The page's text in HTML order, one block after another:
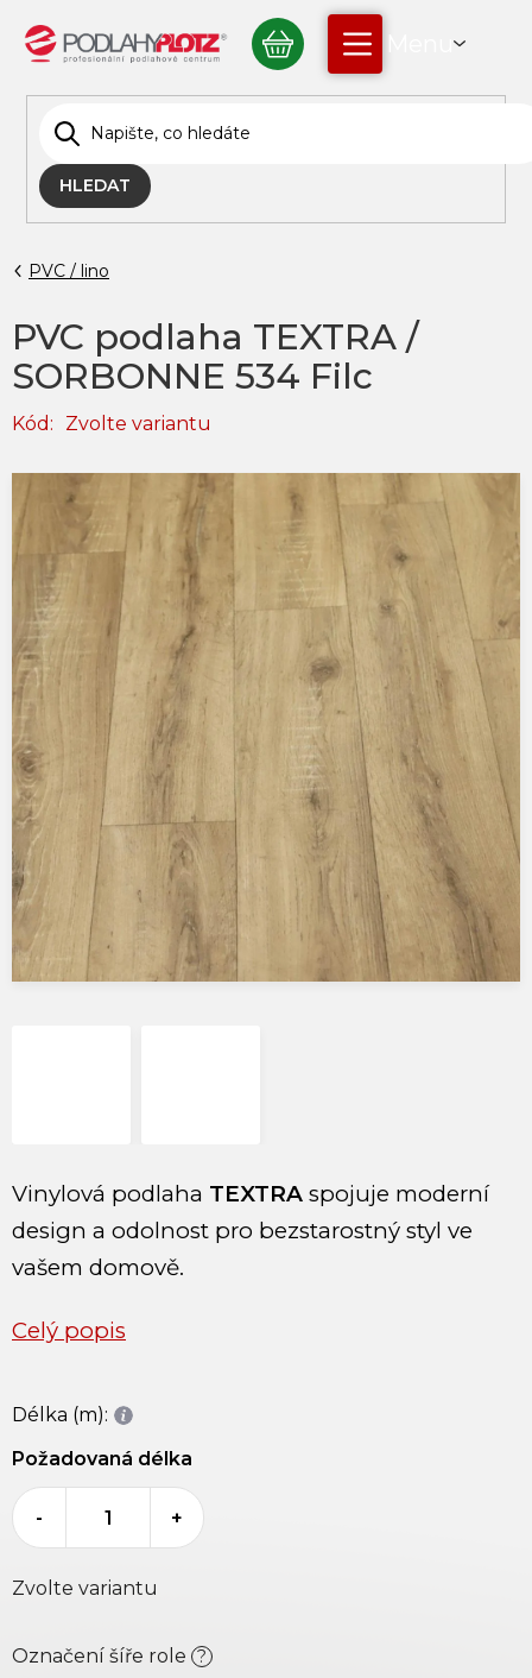
obsah
HLEDAT
NÁKUPNÍ
KOŠÍK
PVC / lino
PVC podlaha TEXTRA /
SORBONNE 534 Filc
Kód: Zvolte variantu
Vinylová podlaha TEXTRA spojuje moderní
design a odolnost pro bezstarostný styl ve
vašem domově.
Celý popis
Označení šíře role ?
Zvolte variantu
Délka (m):
Požadovaná délka
- +